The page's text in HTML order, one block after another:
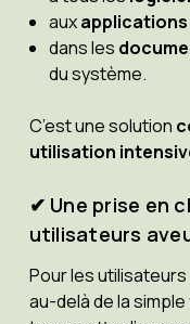
auxapplications
dans les
du système.
C’est une solution
utilisation
✔ Une prise en
utilisateurs
Pour les
au-delà de la